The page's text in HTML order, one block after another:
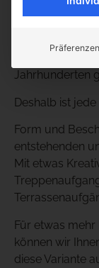
Manche
Jahrhunderten
Deshalb ist
Form und
entstehenden
Mit etwas
Für etwas mehr
können wir
diese Variante
Präferenzen